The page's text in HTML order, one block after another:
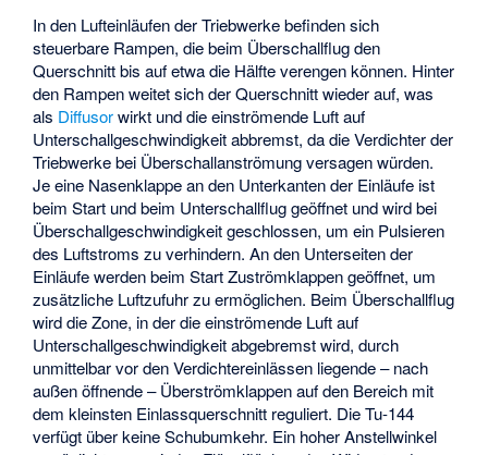
In den Lufteinläufen der Triebwerke befinden sich
steuerbare Rampen, die beim Überschallflug den
Querschnitt bis auf etwa die Hälfte verengen können. Hinter
den Rampen weitet sich der Querschnitt wieder auf, was
als Diffusorwirkt und die einströmende Luft auf
Unterschallgeschwindigkeit abbremst, da die Verdichter der
Triebwerke bei Überschallanströmung versagen würden.
Je eine Nasenklappe an den Unterkanten der Einläufe ist
beim Start und beim Unterschallflug geöffnet und wird bei
Überschallgeschwindigkeit geschlossen, um ein Pulsieren
des Luftstroms zu verhindern. An den Unterseiten der
Einläufe werden beim Start Zuströmklappen geöffnet, um
zusätzliche Luftzufuhr zu ermöglichen. Beim Überschallflug
wird die Zone, in der die einströmende Luft auf
Unterschallgeschwindigkeit abgebremst wird, durch
unmittelbar vor den Verdichtereinlässen liegende – nach
außen öffnende – Überströmklappen auf den Bereich mit
dem kleinsten Einlassquerschnitt reguliert. Die Tu-144
verfügt über keine Schubumkehr. Ein hoher Anstellwinkel